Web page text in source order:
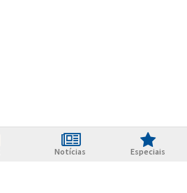
Notícias Especiais